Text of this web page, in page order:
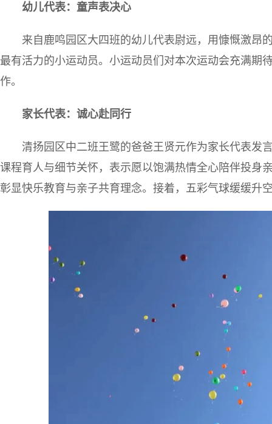
幼儿代表：童声表决心
来自鹿鸣园区大四班的幼儿代表尉远，用慷慨激昂
最有活力的小运动员。小运动员们对本次运动会充满期
作。
家长代表：诚心赴同行
清扬园区中二班王鹭的爸爸王贤元作为家长代表发
课程育人与细节关怀，表示愿以饱满热情全心陪伴投身
彰显快乐教育与亲子共育理念。接着，五彩气球缓缓升